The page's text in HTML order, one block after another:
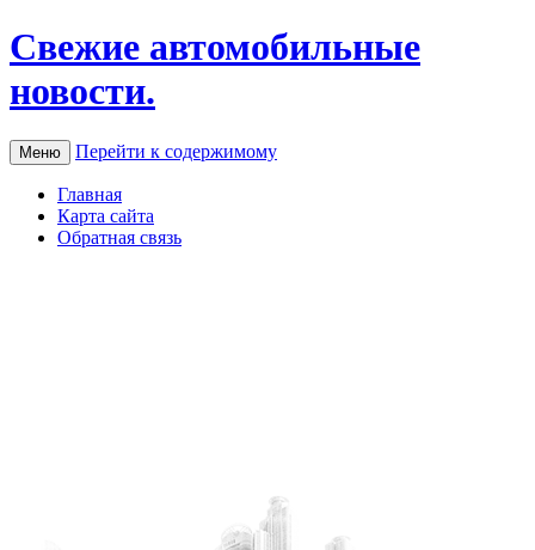
Свежие автомобильные
новости.
Меню Перейти к содержимому
Главная
Карта сайта
Обратная связь